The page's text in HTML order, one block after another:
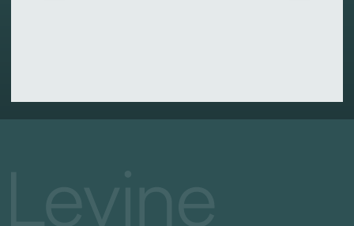
auprès